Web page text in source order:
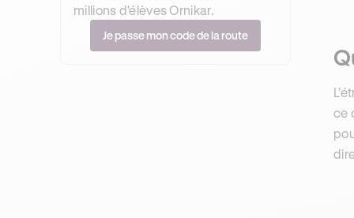
millions d'élèves Ornikar.
Je passe mon code de la route
ce